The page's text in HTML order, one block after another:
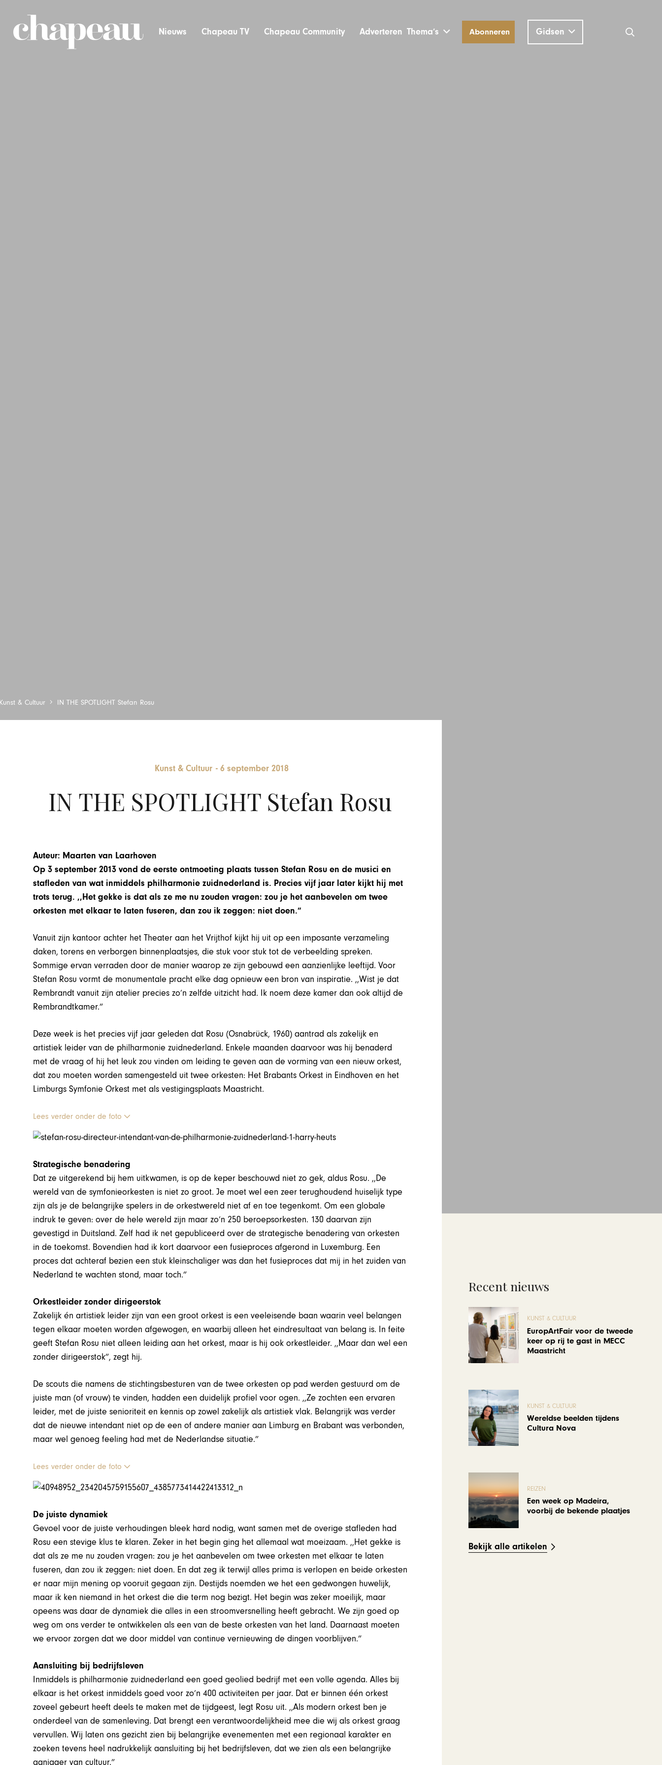
Nieuws Chapeau TV Chapeau Community Adverteren Thema’s Abonneren Gidsen
& Cultuur IN THE SPOTLIGHT Stefan Rosu
Kunst & Cultuur - 6 september 2018
IN THE SPOTLIGHT Stefan Rosu
Auteur: Maarten van Laarhoven
Op 3 september 2013 vond de eerste ontmoeting plaats tussen Stefan Rosu en de musici en
stafleden van wat inmiddels philharmonie zuidnederland is. Precies vijf jaar later kijkt hij met
trots terug. ,,Het gekke is dat als ze me nu zouden vragen: zou je het aanbevelen om twee
orkesten met elkaar te laten fuseren, dan zou ik zeggen: niet doen.”
Vanuit zijn kantoor achter het Theater aan het Vrijthof kijkt hij uit op een imposante verzameling
daken, torens en verborgen binnenplaatsjes, die stuk voor stuk tot de verbeelding spreken.
Sommige ervan verraden door de manier waarop ze zijn gebouwd een aanzienlijke leeftijd. Voor
Stefan Rosu vormt de monumentale pracht elke dag opnieuw een bron van inspiratie. ,,Wist je dat
Rembrandt vanuit zijn atelier precies zo’n zelfde uitzicht had. Ik noem deze kamer dan ook altijd de
Rembrandtkamer.”
Deze week is het precies vijf jaar geleden dat Rosu (Osnabrück, 1960) aantrad als zakelijk en
artistiek leider van de philharmonie zuidnederland. Enkele maanden daarvoor was hij benaderd
met de vraag of hij het leuk zou vinden om leiding te geven aan de vorming van een nieuw orkest,
dat zou moeten worden samengesteld uit twee orkesten: Het Brabants Orkest in Eindhoven en het
Limburgs Symfonie Orkest met als vestigingsplaats Maastricht.
Lees verder onder de foto
Strategische benadering
Dat ze uitgerekend bij hem uitkwamen, is op de keper beschouwd niet zo gek, aldus Rosu. ,,De
wereld van de symfonieorkesten is niet zo groot. Je moet wel een zeer terughoudend huiselijk type
zijn als je de belangrijke spelers in de orkestwereld niet af en toe tegenkomt. Om een globale
indruk te geven: over de hele wereld zijn maar zo’n 250 beroepsorkesten. 130 daarvan zijn
gevestigd in Duitsland. Zelf had ik net gepubliceerd over de strategische benadering van orkesten
in de toekomst. Bovendien had ik kort daarvoor een fusieproces afgerond in Luxemburg. Een
proces dat achteraf bezien een stuk kleinschaliger was dan het fusieproces dat mij in het zuiden van
Nederland te wachten stond, maar toch.”
Orkestleider zonder dirigeerstok
Zakelijk én artistiek leider zijn van een groot orkest is een veeleisende baan waarin veel belangen
tegen elkaar moeten worden afgewogen, en waarbij alleen het eindresultaat van belang is. In feite
geeft Stefan Rosu niet alleen leiding aan het orkest, maar is hij ook orkestleider. ,,Maar dan wel een
zonder dirigeerstok”, zegt hij.
De scouts die namens de stichtingsbesturen van de twee orkesten op pad werden gestuurd om de
juiste man (of vrouw) te vinden, hadden een duidelijk profiel voor ogen. ,,Ze zochten een ervaren
leider, met de juiste senioriteit en kennis op zowel zakelijk als artistiek vlak. Belangrijk was verder
dat de nieuwe intendant niet op de een of andere manier aan Limburg en Brabant was verbonden,
maar wel genoeg feeling had met de Nederlandse situatie.”
Lees verder onder de foto
De juiste dynamiek
Gevoel voor de juiste verhoudingen bleek hard nodig, want samen met de overige stafleden had
Rosu een stevige klus te klaren. Zeker in het begin ging het allemaal wat moeizaam. ,,Het gekke is
dat als ze me nu zouden vragen: zou je het aanbevelen om twee orkesten met elkaar te laten
fuseren, dan zou ik zeggen: niet doen. En dat zeg ik terwijl alles prima is verlopen en beide orkesten
er naar mijn mening op vooruit gegaan zijn. Destijds noemden we het een gedwongen huwelijk,
maar ik ken niemand in het orkest die die term nog bezigt. Het begin was zeker moeilijk, maar
opeens was daar de dynamiek die alles in een stroomversnelling heeft gebracht. We zijn goed op
weg om ons verder te ontwikkelen als een van de beste orkesten van het land. Daarnaast moeten
we ervoor zorgen dat we door middel van continue vernieuwing de dingen voorblijven.”
Aansluiting bij bedrijfsleven
Inmiddels is philharmonie zuidnederland een goed geolied bedrijf met een volle agenda. Alles bij
elkaar is het orkest inmiddels goed voor zo’n 400 activiteiten per jaar. Dat er binnen één orkest
zoveel gebeurt heeft deels te maken met de tijdgeest, legt Rosu uit. ,,Als modern orkest ben je
onderdeel van de samenleving. Dat brengt een verantwoordelijkheid mee die wij als orkest graag
vervullen. Wij laten ons gezicht zien bij belangrijke evenementen met een regionaal karakter en
zoeken tevens heel nadrukkelijk aansluiting bij het bedrijfsleven, dat we zien als een belangrijke
aanjager van cultuur.”
Recent nieuws
KUNST & CULTUUR
EuropArtFair voor de tweede
keer op rij te gast in MECC
Maastricht
KUNST & CULTUUR
Wereldse beelden tijdens
Cultura Nova
REIZEN
Een week op Madeira,
voorbij de bekende plaatjes
Bekijk alle artikelen